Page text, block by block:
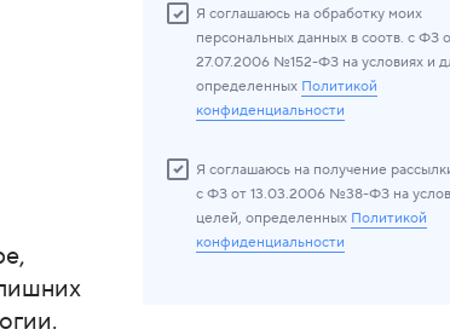
Я соглашаюсь на обработку моих
персональных данных в соотв. с ФЗ
27.07.2006 №152-ФЗ на условиях и
определенных Политикой
конфиденциальности
Я соглашаюсь на получение
с ФЗ от 13.03.2006 №38-ФЗ на
целей, определенных Политикой
конфиденциальности